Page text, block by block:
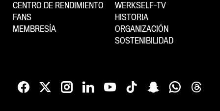
CENTRO DE RENDIMIENTO
FANS
MEMBRESÍA
WERKSELF-TV
HISTORIA
ORGANIZACIÓN
SOSTENIBILIDAD